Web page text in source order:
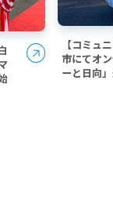
【コミュ
市にてオ
ーと日向